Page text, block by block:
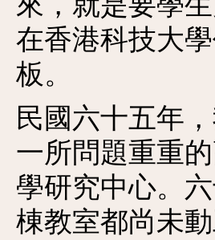
在香港科技大
板。
民國六十五年
一所問題重重
學研究中心。
棟教室都尚未